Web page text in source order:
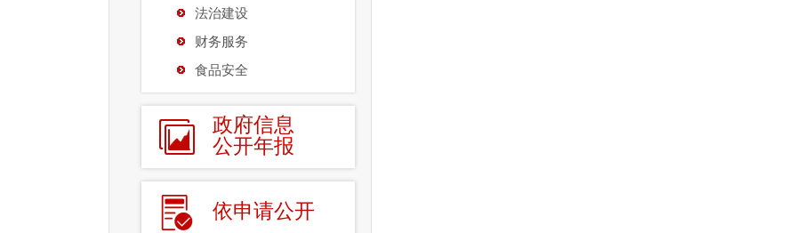
法治建设
财务服务
食品安全
政府信息
公开年报
依申请公开